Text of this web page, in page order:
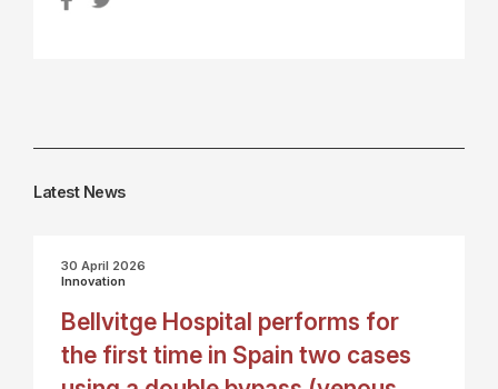
Latest News
30 April 2026
Innovation
Bellvitge Hospital performs for
the first time in Spain two cases